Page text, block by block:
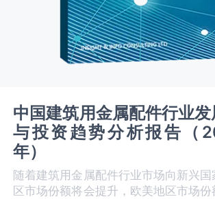
中国建筑用金属配件行业
与投资趋势分析报告（
年）
随着建筑用金属配件行业市场向新兴
区市场份额将会提升，欧美地区市场